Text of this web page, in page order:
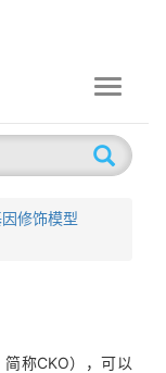
Toggle
修饰模型
称CKO），可以